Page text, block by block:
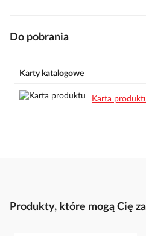
Do pobrania
Karty katalogowe
Karta
Produkty, które mogą Cię